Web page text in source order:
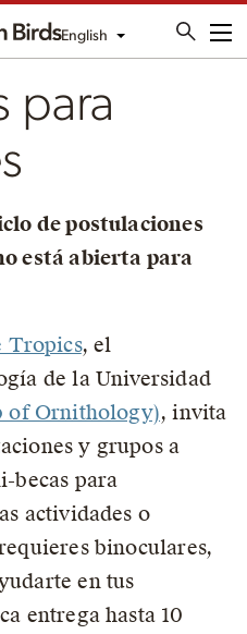
English
para
de postulaciones
está abierta para
Tropics, el
de la Universidad
of Ornithology), invita
y grupos a
becas para
actividades o
binoculares,
en tus
entrega hasta 10